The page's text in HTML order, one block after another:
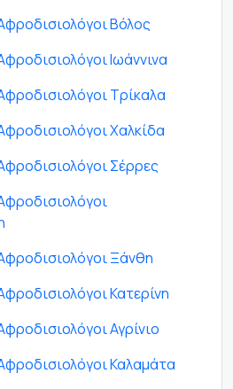
Βόλος
Ιωάννινα
Τρίκαλα
Χαλκίδα
Σέρρες
Ξάνθη
Κατερίνη
Αγρίνιο
Καλαμάτα